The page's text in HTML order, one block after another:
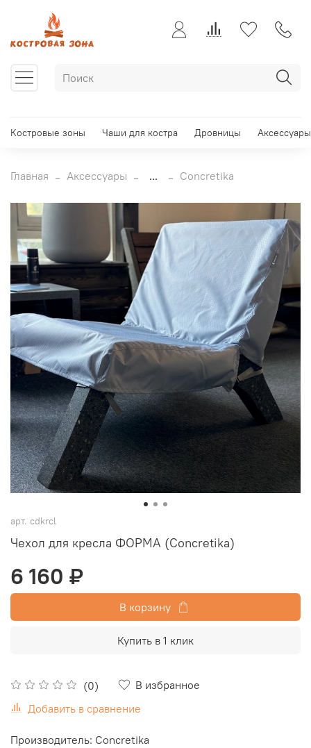
Костровые зоны Чаши для костра Дровницы Аксессуары
Главная Аксессуары ... Concretika
арт. cdkrcl
Чехол для кресла ФОРМА (Concretika)
(0)
В избранное
Добавить в сравнение
6 160 ₽
В корзину
Купить в 1 клик
Производитель: Concretika